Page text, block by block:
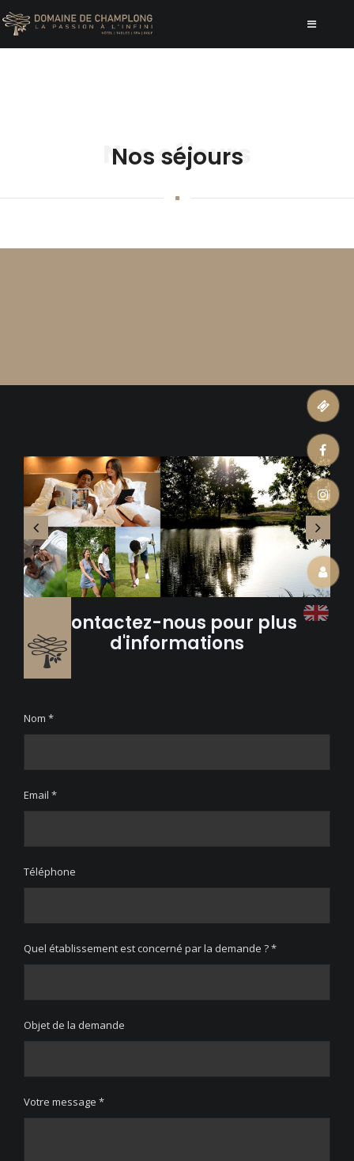
Nos séjours
Nos séjours
Contactez-nous pour plus
d'informations
Nom *
Email *
Téléphone
Quel établissement est concerné par la demande ? *
Objet de la demande
Votre message *
ticket
facebook
instagram
0
account